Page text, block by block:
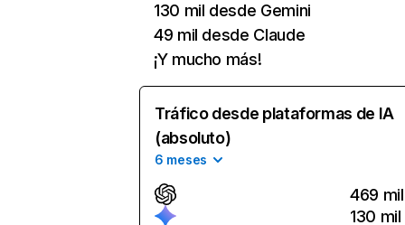
130 mil desde Gemini
49 mil desde Claude
¡Y mucho más!
Tráfico desde plataformas de IA
(absoluto)
6 meses
469 mil
130 mil